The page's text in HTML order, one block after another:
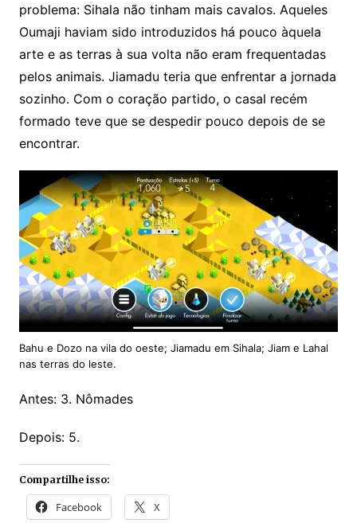
problema: Sihala não tinham mais cavalos. Aqueles
Oumaji haviam sido introduzidos há pouco àquela
arte e as terras à sua volta não eram frequentadas
pelos animais. Jiamadu teria que enfrentar a jornada
sozinho. Com o coração partido, o casal recém
formado teve que se despedir pouco depois de se
encontrar.
Bahu e Dozo na vila do oeste; Jiamadu em Sihala; Jiam e Lahal
nas terras do leste.
Antes: 3. Nômades
Depois: 5.
Compartilhe isso:
Facebook X